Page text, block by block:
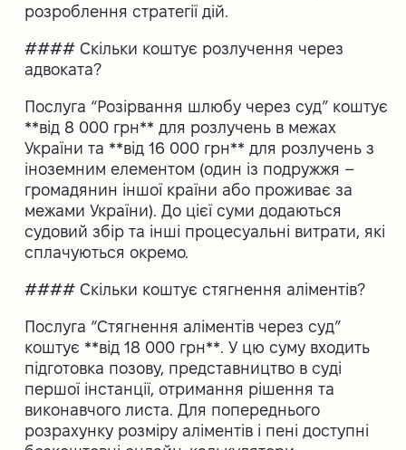
розроблення стратегії дій.
#### Скільки коштує розлучення через
адвоката?
Послуга “Розірвання шлюбу через суд” коштує
**від 8 000 грн** для розлучень в межах
України та **від 16 000 грн** для розлучень з
іноземним елементом (один із подружжя –
громадянин іншої країни або проживає за
межами України). До цієї суми додаються
судовий збір та інші процесуальні витрати, які
сплачуються окремо.
#### Скільки коштує стягнення аліментів?
Послуга “Стягнення аліментів через суд”
коштує **від 18 000 грн**. У цю суму входить
підготовка позову, представництво в суді
першої інстанції, отримання рішення та
виконавчого листа. Для попереднього
розрахунку розміру аліментів і пені доступні